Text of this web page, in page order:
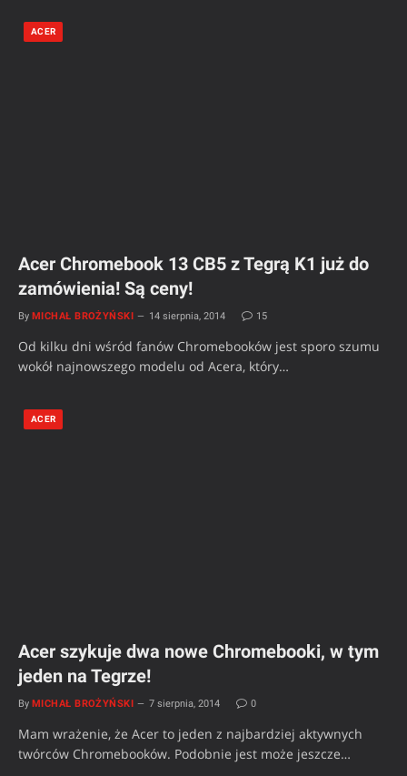
ACER
Acer Chromebook 13 CB5 z Tegrą K1 już do
zamówienia! Są ceny!
By MICHAŁ BROŻYŃSKI 14 sierpnia, 2014 15
Od kilku dni wśród fanów Chromebooków jest sporo szumu
wokół najnowszego modelu od Acera, który…
ACER
Acer szykuje dwa nowe Chromebooki, w tym
jeden na Tegrze!
By MICHAŁ BROŻYŃSKI 7 sierpnia, 2014 0
Mam wrażenie, że Acer to jeden z najbardziej aktywnych
twórców Chromebooków. Podobnie jest może jeszcze…